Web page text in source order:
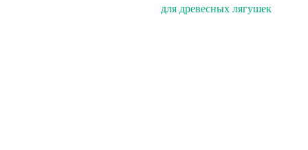
для древесных лягушек